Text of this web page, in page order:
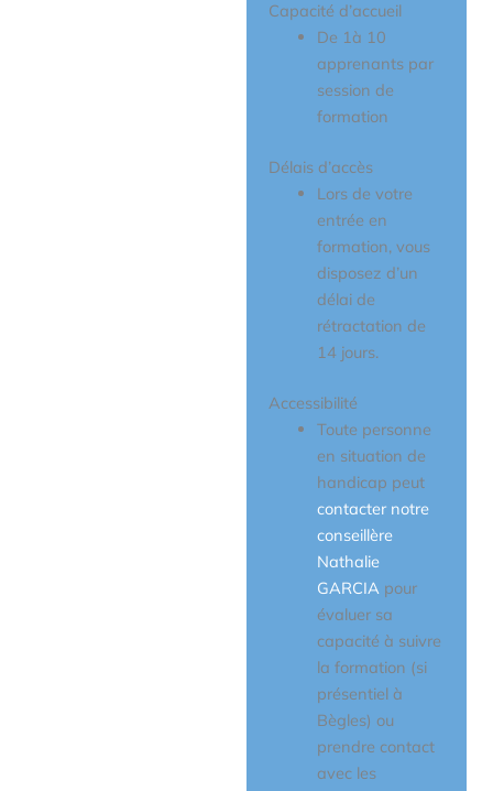
Capacité d’accueil​
De 1à 10
apprenants par
session de
formation
Délais d’accès
Lors de votre
entrée en
formation, vous
disposez d’un
délai de
rétractation de
14 jours.
Accessibilité
Toute personne
en situation de
handicap peut
contacter notre
conseillère
Nathalie
GARCIApour
évaluer sa
capacité à suivre
la formation (si
présentiel à
Bègles) ou
prendre contact
avec les